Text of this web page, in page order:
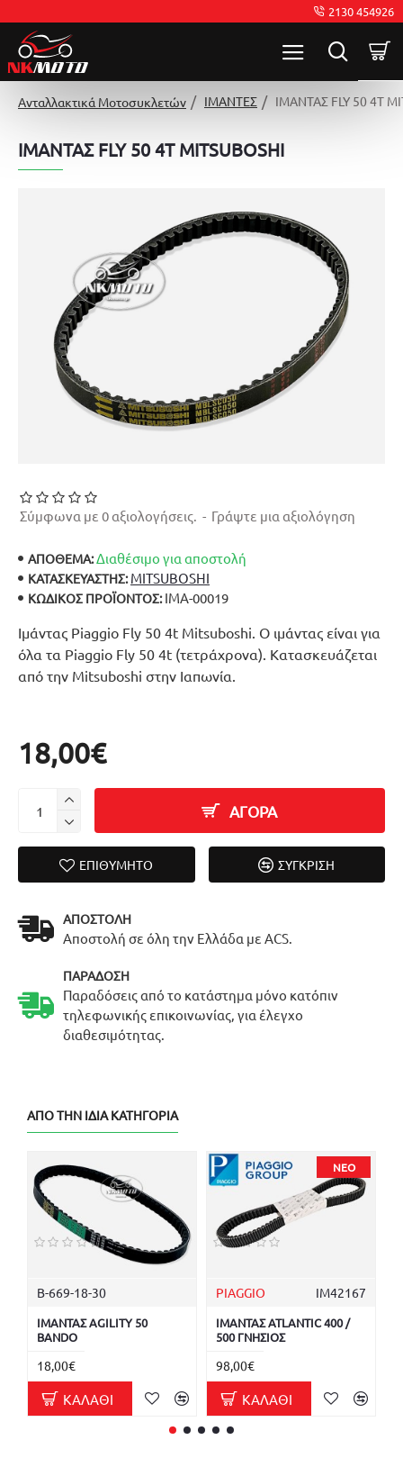
2130 454926
Ανταλλακτικά Μοτοσυκλετών ΙΜΑΝΤΕΣ ΙΜΑΝΤΑΣ FLY 50 4T
ΙΜΑΝΤΑΣ FLY 50 4T MITSUBOSHI
Ιμάντας Piaggio Fly 50 4t Mitsuboshi. Ο ιμάντας είναι για
όλα τα Piaggio Fly 50 4t (τετράχρονα). Κατασκευάζεται
από την Mitsuboshi στην Ιαπωνία.
ΑΠΟΘΕΜΑ:Διαθέσιμο για αποστολή
ΚΑΤΑΣΚΕΥΑΣΤΉΣ: MITSUBOSHI
ΚΩΔΙΚΌΣ ΠΡΟΪΌΝΤΟΣ: ΙΜΑ-00019
Σύμφωνα με 0 αξιολογήσεις. - Γράψτε μια αξιολόγηση
18,00€
ΑΓΟΡΑ
ΕΠΙΘΥΜΗΤΌ ΣΎΓΚΡΙΣΗ
ΑΠΟΣΤΟΛΉ
Αποστολή σε όλη την Ελλάδα με ACS.
ΠΑΡΆΔΟΣΗ
Παραδόσεις από το κατάστημα μόνο κατόπιν
τηλεφωνικής επικοινωνίας, για έλεγχο
διαθεσιμότητας.
ΑΠΌ ΤΗΝ ΊΔΙΑ ΚΑΤΗΓΟΡΊΑ
B-669-18-30
ΙΜΑΝΤΑΣ AGILITY 50
BANDO
18,00€
ΚΑΛΆΘΙ
ΝΈΟ
PIAGGIO ΙΜ42167
ΙΜΑΝΤΑΣ ATLANTIC 400 /
500 ΓΝΗΣΙΟΣ
98,00€
ΚΑΛΆΘΙ